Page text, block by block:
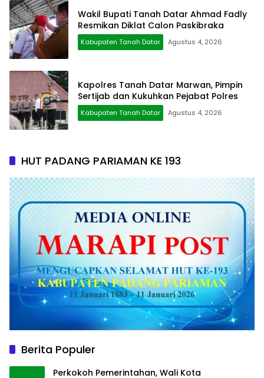
Wakil Bupati Tanah Datar Ahmad Fadly
Resmikan Diklat Calon Paskibraka
Kabupaten Tanah Datar Agustus 4, 2026
Kapolres Tanah Datar Marwan, Pimpin
Sertijab dan Kukuhkan Pejabat Polres
Kabupaten Tanah Datar Agustus 4, 2026
HUT PADANG PARIAMAN KE 193
Berita Populer
Perkokoh Pemerintahan, Wali Kota